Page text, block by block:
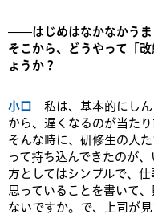
——はじめはなかなかうま
そこから、どうやって「
ょうか？
小口
私は、基本的にしん
から、遅くなるのが当た
そんな時に、研修生の人
って持ち込んできたのが
方としてはシンプルで、
思っていることを書いて
ないですか。で、上司が